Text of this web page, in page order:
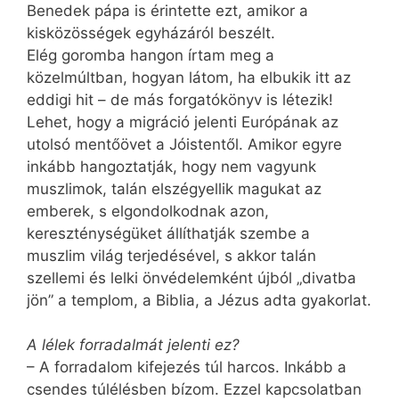
Benedek pápa is érintette ezt, amikor a
kisközösségek egyházáról beszélt.
Elég goromba hangon írtam meg a
közelmúltban, hogyan látom, ha elbukik itt az
eddigi hit – de más forgatókönyv is létezik!
Lehet, hogy a migráció jelenti Európának az
utolsó mentőövet a Jóistentől. Amikor egyre
inkább hangoztatják, hogy nem vagyunk
muszlimok, talán elszégyellik magukat az
emberek, s elgondolkodnak azon,
kereszténységüket állíthatják szembe a
muszlim világ terjedésével, s akkor talán
szellemi és lelki önvédelemként újból „divatba
jön” a templom, a Biblia, a Jézus adta gyakorlat.
A lélek forradalmát jelenti ez?
– A forradalom kifejezés túl harcos. Inkább a
csendes túlélésben bízom. Ezzel kapcsolatban